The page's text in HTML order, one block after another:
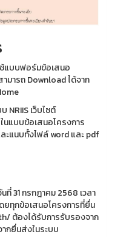
แบบฟอร์มข้อเสนอ
มารถ Download ได้จาก
NRIIS เว็บไซต์
แบบข้อเสนอโครงการ
แนบทั้งไฟล์ word และ pdf
ที่ 31 กรกฎาคม 2568 เวลา
ยทุกข้อเสนอโครงการที่ยื่น
ต้องได้รับการรับรองจาก
กยื่นส่งในระบบ